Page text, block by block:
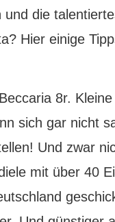
die
Hier einige
8r.
sich gar nicht
Und zwar
mit über 40